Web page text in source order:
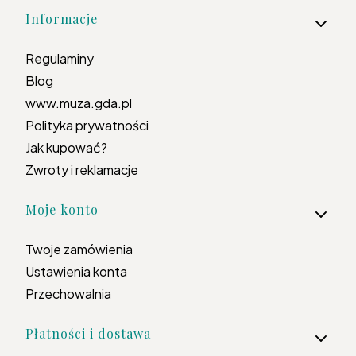
Informacje
Regulaminy
Blog
www.muza.gda.pl
Polityka prywatności
Jak kupować?
Zwroty i reklamacje
Moje konto
Twoje zamówienia
Ustawienia konta
Przechowalnia
Płatności i dostawa